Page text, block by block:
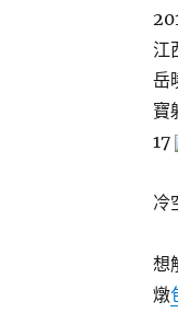
江
岳
寶
17
冷
想
燉